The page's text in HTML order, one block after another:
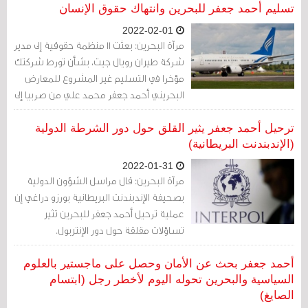
تسليم أحمد جعفر للبحرين وانتهاك حقوق الإنسان
مرآة البحرين: بعثت 11 منظمة حقوقية إلى مدير
شركة طيران رويال جيت، بشأن تورط شركتك
مؤخرا في التسليم غير المشروع للمعارض
البحريني أحمد جعفر محمد علي من صربيا إلى
البحرين.
ترحيل أحمد جعفر يثير القلق حول دور الشرطة الدولية
(الإندبندنت البريطانية)
مرآة البحرين: قال مراسل الشؤون الدولية
بصحيفة الإندبندنت البريطانية بورزو دراغي إن
عملية ترحيل أحمد جعفر للبحرين تثير
تساؤلات مقلقة حول دور الإنتربول.
أحمد جعفر بحث عن الأمان وحصل على ماجستير بالعلوم
السياسية والبحرين تحوله اليوم لأخطر رجل (ابتسام
الصايغ)